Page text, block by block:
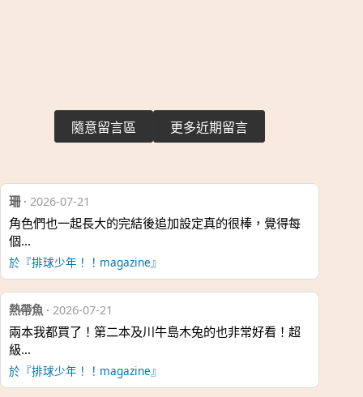
隨意留言區 更多近期留言
珊· 2026-07-21
角色們也一起長大的完結後追加設定真的很棒，覺得每
個…
於『排球少年！！magazine』
熱帶魚 · 2026-07-21
兩本我都買了！第二本及川牛島木兔的也非常好看！超
級…
於『排球少年！！magazine』